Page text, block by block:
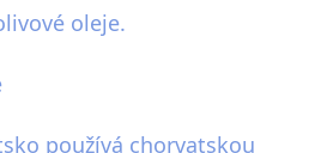
oleje.
používá chorvatskou